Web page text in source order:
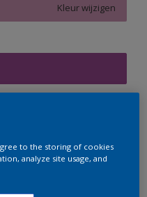
Kleur wijzigen
to the storing of cookies
analyze site usage, and